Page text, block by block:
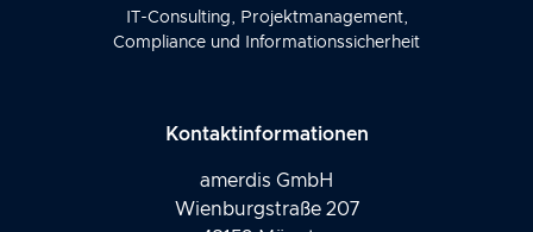
IT-Consulting, Projektmanagement,
Compliance und Informationssicherheit
Kontaktinformationen
amerdis GmbH
Wienburgstraße 207